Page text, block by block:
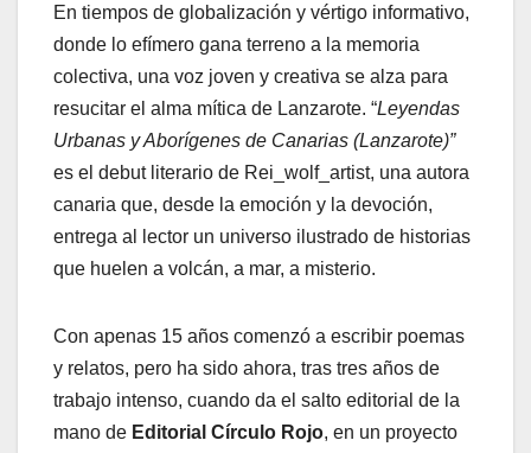
En tiempos de globalización y vértigo informativo,
donde lo efímero gana terreno a la memoria
colectiva, una voz joven y creativa se alza para
resucitar el alma mítica de Lanzarote. “Leyendas
Urbanas y Aborígenes de Canarias (Lanzarote)”
es el debut literario de Rei_wolf_artist, una autora
canaria que, desde la emoción y la devoción,
entrega al lector un universo ilustrado de historias
que huelen a volcán, a mar, a misterio.
Con apenas 15 años comenzó a escribir poemas
y relatos, pero ha sido ahora, tras tres años de
trabajo intenso, cuando da el salto editorial de la
mano de Editorial Círculo Rojo, en un proyecto